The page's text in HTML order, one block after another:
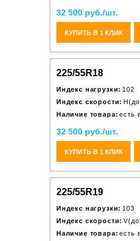
32 500 руб./шт.
КУПИТЬ В 1 КЛИК
225/55R18
Индекс нагрузки: 102
Индекс скорости:
Наличие товара: есть
32 500 руб./шт.
КУПИТЬ В 1 КЛИК
225/55R19
Индекс нагрузки: 103
Индекс скорости:
Наличие товара: есть